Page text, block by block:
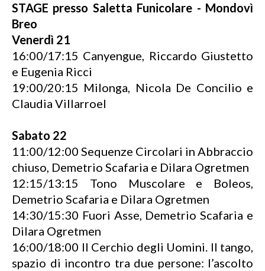
STAGE presso Saletta Funicolare - Mondovì
Breo
Venerdì 21
16:00/17:15 Canyengue, Riccardo Giustetto
e Eugenia Ricci
19:00/20:15 Milonga, Nicola De Concilio e
Claudia Villarroel
Sabato 22
11:00/12:00 Sequenze Circolari in Abbraccio
chiuso, Demetrio Scafaria e Dilara Ogretmen
12:15/13:15 Tono Muscolare e Boleos,
Demetrio Scafaria e Dilara Ogretmen
14:30/15:30 Fuori Asse, Demetrio Scafaria e
Dilara Ogretmen
16:00/18:00 Il Cerchio degli Uomini. Il tango,
spazio di incontro tra due persone: l’ascolto